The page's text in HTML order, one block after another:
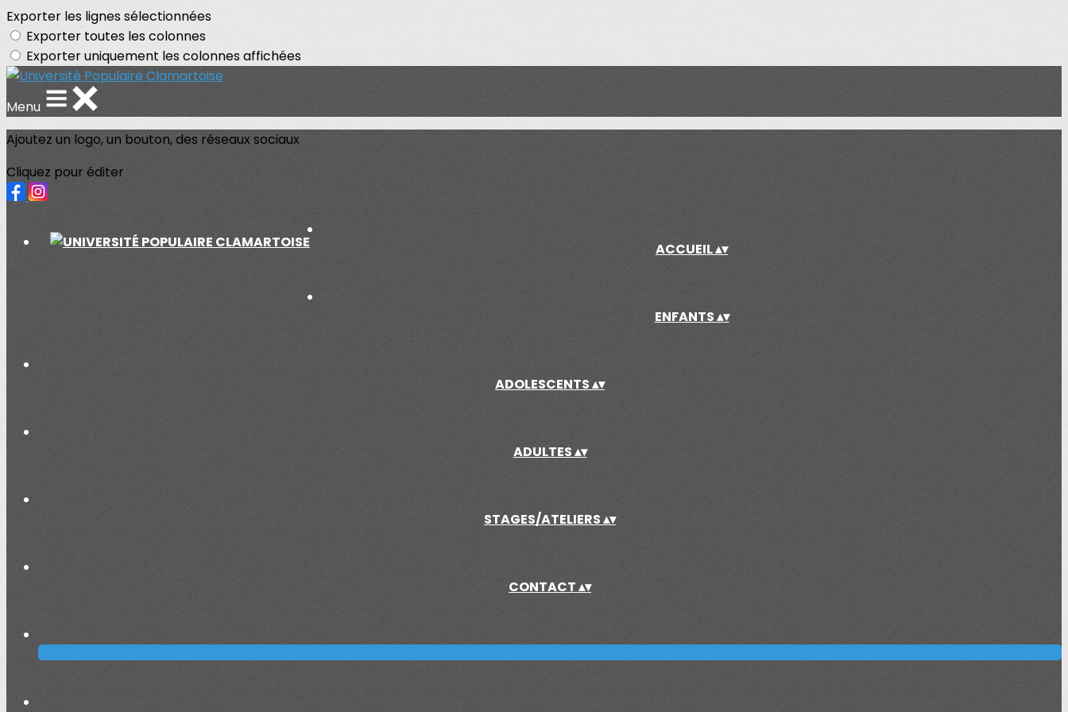
Exporter les lignes sélectionnées
Exporter toutes les colonnes
Exporter uniquement les colonnes affichées
Menu
Ajoutez un logo, un bouton, des réseaux sociaux
Cliquez pour éditer
ACCUEIL▴▾
ENFANTS▴▾
ADOLESCENTS▴▾
ADULTES▴▾
STAGES/ATELIERS▴▾
CONTACT▴▾